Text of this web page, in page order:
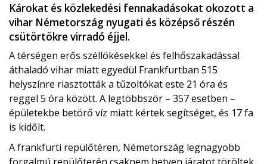
Károkat és közlekedési fennakadásokat okozott a
vihar Németország nyugati és középső részén
csütörtökre virradó éjjel.
A térségen erős széllökésekkel és felhőszakadással
áthaladó vihar miatt egyedül Frankfurtban 515
helyszínre riasztották a tűzoltókat este 21 óra és
reggel 5 óra között. A legtöbbször – 357 esetben –
épületekbe betörő víz miatt kértek segítséget, és 17 fa
is kidőlt.
A frankfurti repülőtéren, Németország legnagyobb